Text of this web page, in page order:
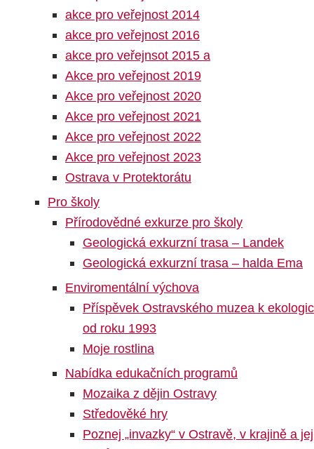
akce pro veřejnost 2014
akce pro veřejnost 2016
akce pro veřejnsot 2015 a
Akce pro veřejnost 2019
Akce pro veřejnost 2020
Akce pro veřejnost 2021
Akce pro veřejnost 2022
Akce pro veřejnost 2023
Ostrava v Protektorátu
Pro školy
Přírodovědné exkurze pro školy
Geologická exkurzní trasa – Landek
Geologická exkurzní trasa – halda Ema
Enviromentální výchova
Příspěvek Ostravského muzea k
od roku 1993
Moje rostlina
Nabídka edukačních programů
Mozaika z dějin Ostravy
Středověké hry
Poznej „invazky“ v Ostravě, v krajině a